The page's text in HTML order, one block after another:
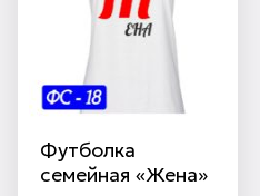
Футболка
семейная «Жена»